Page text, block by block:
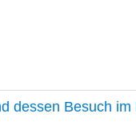
dessen Besuch im